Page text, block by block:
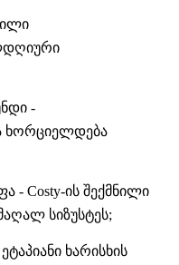
-
ხორციელდება
Costy-ის შექმნილი
სიზუსტეს;
ხარისხის